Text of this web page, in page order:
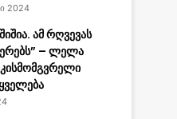
2024
ამ რღვევას
– ლელა